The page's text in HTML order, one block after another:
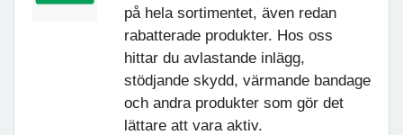
på hela sortimentet, även redan
rabatterade produkter. Hos oss
hittar du avlastande inlägg,
stödjande skydd, värmande bandage
och andra produkter som gör det
lättare att vara aktiv.